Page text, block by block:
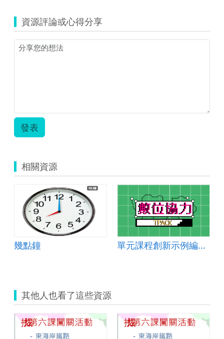
片
技
教
資源評論或心得分享
發表
相關資源
幾點鐘 單元課程創新示例編號：國中國文 2024-003
其他人也看了這些資源